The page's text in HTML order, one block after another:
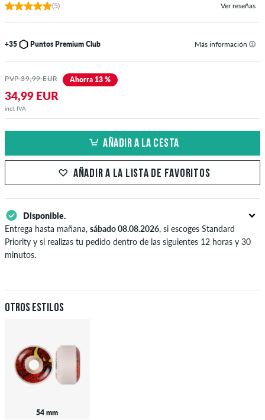
(5) Ver reseñas
+35 Puntos Premium Club Más información
PVP 39,99 EUR Ahorra 13 %
34,99 EUR
incl. IVA
AÑADIR A LA CESTA
AÑADIR A LA LISTA DE FAVORITOS
Disponible.
Entrega hasta mañana, sábado 08.08.2026, si escoges Standard
Priority y si realizas tu pedido dentro de las siguientes 12 horas y 30
minutos.
Otros estilos
54 mm